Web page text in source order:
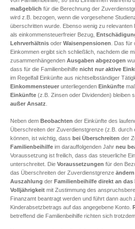
maßgeblich für die Berechnung der
wird z.B. bezogen, wenn die vorgesehene
überschritten wurde. Ebenso wenig zu relevanten
als einkommensteuerfreier Bezug,
Lehrverhältnis oder Waisenpensionen . Das
Einkommen ergibt sich schließlich, nachdem die
zusammenhängenden Ausgaben abgezogen
dass für die Familienbeihilfe nicht nur aktive
im Regelfall Einkünfte aus nichtselbständiger
Einkommensteuer unterliegenden Einkünfte
Einkünfte (z.B. Zinsen oder Dividenden) bleiben
außer Ansatz
Neben dem Beobachten der Einkünfte des
Überschreiten der Zuverdienstgrenze (z.B. durch
können, ist wichtig, dass bei Überschreiten der
Familienbeihilfe im darauffolgenden Jahr neu
Voraussetzung ist freilich, dass das steuerliche
unterschreitet. Die Voraussetzungen für den
das Überschreiten der Zuverdienstgrenze ändern
Auszahlung der Familienbeihilfe direkt an das
Volljährigkeit mit Zustimmung des
Finanzamt beantragt werden und führt dann auch
Kinderabsetzbetrags auf das angegebene Konto.
betreffend die Familienbeihilfe richten sich